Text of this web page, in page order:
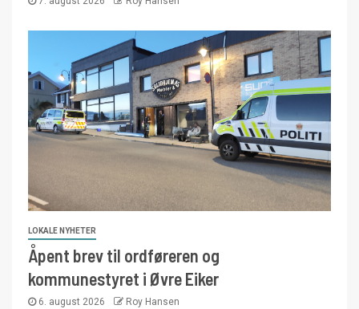
LOKALE NYHETER
Åpent brev til ordføreren og
kommunestyret i Øvre Eiker
6. august 2026 Roy Hansen